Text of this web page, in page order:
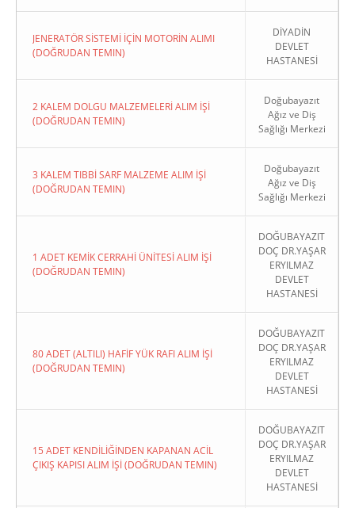
JENERATÖR SİSTEMİ İÇİN MOTORİN ALIMI
(DOĞRUDAN TEMIN)
DİYADİN
DEVLET
HASTANESİ
2 KALEM DOLGU MALZEMELERİ ALIM İŞİ
(DOĞRUDAN TEMIN)
Doğubayazıt
Ağız ve Diş
Sağlığı Merkezi
3 KALEM TIBBİ SARF MALZEME ALIM İŞİ
(DOĞRUDAN TEMIN)
Doğubayazıt
Ağız ve Diş
Sağlığı Merkezi
1 ADET KEMİK CERRAHİ ÜNİTESİ ALIM İŞİ
(DOĞRUDAN TEMIN)
DOĞUBAYAZIT
DOÇ DR.YAŞAR
ERYILMAZ
DEVLET
HASTANESİ
80 ADET (ALTILI) HAFİF YÜK RAFI ALIM İŞİ
(DOĞRUDAN TEMIN)
DOĞUBAYAZIT
DOÇ DR.YAŞAR
ERYILMAZ
DEVLET
HASTANESİ
15 ADET KENDİLİĞİNDEN KAPANAN ACİL
ÇIKIŞ KAPISI ALIM İŞİ (DOĞRUDAN TEMIN)
DOĞUBAYAZIT
DOÇ DR.YAŞAR
ERYILMAZ
DEVLET
HASTANESİ